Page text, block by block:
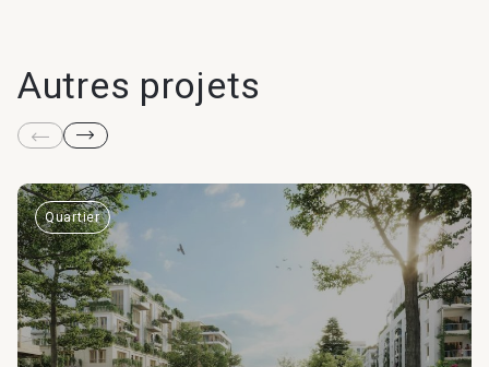
Autres projets
Quartier